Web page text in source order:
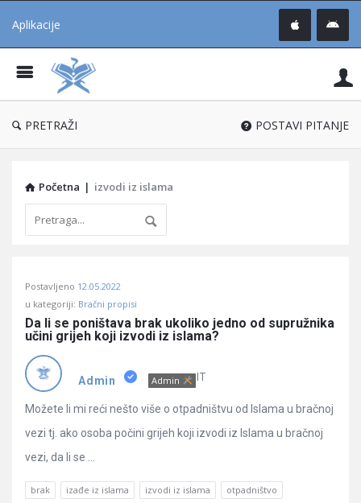
Aplikacije
®
PRETRAŽI POSTAVI PITANJE
Početna | izvodi iz islama
Učene
Latest
Pitanja
Postavljeno 12.05.2022
u kategoriji: Bračni propisi
Da li se poništava brak ukoliko jedno od supružnika
učini grijeh koji izvodi iz islama?
Admin Admin IT
Možete li mi reći nešto više o otpadništvu od Islama u bračnoj
vezi tj. ako osoba počini grijeh koji izvodi iz Islama u bračnoj
vezi, da li se ...
brak izađe iz islama izvodi iz islama
otpadništvo